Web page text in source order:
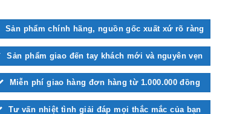
Sản phẩm chính hãng, nguồn gốc xuất xứ rõ ràng
Sản phẩm giao đến tay khách mới và nguyên vẹn
Miễn phí giao hàng đơn hàng từ 1.000.000 đồng
Tư vấn nhiệt tình giải đáp mọi thắc mắc của bạn